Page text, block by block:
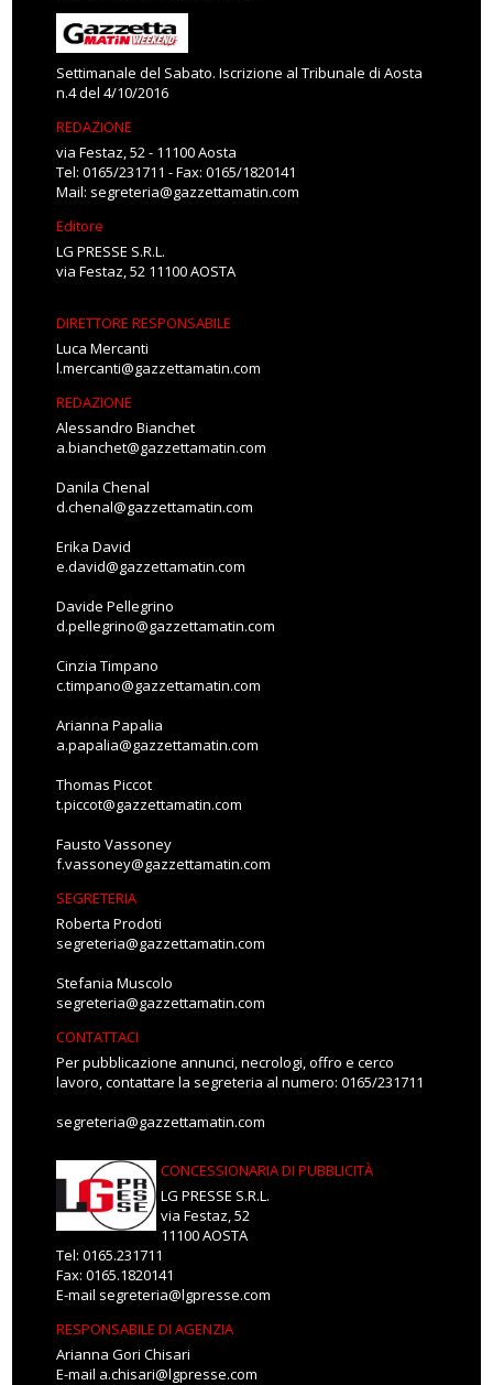
Settimanale del Sabato. Iscrizione al Tribunale di Aosta
n.4 del 4/10/2016
REDAZIONE
via Festaz, 52 - 11100 Aosta
Tel: 0165/231711 - Fax: 0165/1820141
Mail: segreteria@gazzettamatin.com
Editore
LG PRESSE S.R.L.
via Festaz, 52 11100 AOSTA
DIRETTORE RESPONSABILE
Luca Mercanti
l.mercanti@gazzettamatin.com
REDAZIONE
Alessandro Bianchet
a.bianchet@gazzettamatin.com
Danila Chenal
d.chenal@gazzettamatin.com
Erika David
e.david@gazzettamatin.com
Davide Pellegrino
d.pellegrino@gazzettamatin.com
Cinzia Timpano
c.timpano@gazzettamatin.com
Arianna Papalia
a.papalia@gazzettamatin.com
Thomas Piccot
t.piccot@gazzettamatin.com
Fausto Vassoney
f.vassoney@gazzettamatin.com
SEGRETERIA
Roberta Prodoti
segreteria@gazzettamatin.com
Stefania Muscolo
segreteria@gazzettamatin.com
CONTATTACI
Per pubblicazione annunci, necrologi, offro e cerco
lavoro, contattare la segreteria al numero: 0165/231711
segreteria@gazzettamatin.com
CONCESSIONARIA DI PUBBLICITÀ
LG PRESSE S.R.L.
via Festaz, 52
11100 AOSTA
Tel: 0165.231711
Fax: 0165.1820141
E-mail segreteria@lgpresse.com
RESPONSABILE DI AGENZIA
Arianna Gori Chisari
E-mail a.chisari@lgpresse.com